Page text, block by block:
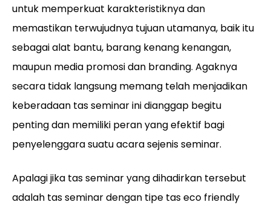
untuk memperkuat karakteristiknya dan
memastikan terwujudnya tujuan utamanya, baik itu
sebagai alat bantu, barang kenang kenangan,
maupun media promosi dan branding. Agaknya
secara tidak langsung memang telah menjadikan
keberadaan tas seminar ini dianggap begitu
penting dan memiliki peran yang efektif bagi
penyelenggara suatu acara sejenis seminar.
Apalagi jika tas seminar yang dihadirkan tersebut
adalah tas seminar dengan tipe tas eco friendly